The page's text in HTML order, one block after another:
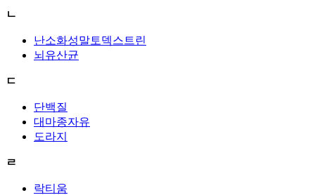
ㄴ
난소화성말토덱스트린
뇌유산균
ㄷ
단백질
대마종자유
도라지
ㄹ
락티움